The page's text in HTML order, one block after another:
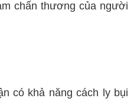
chấn thương của người
có khả năng cách ly bụi